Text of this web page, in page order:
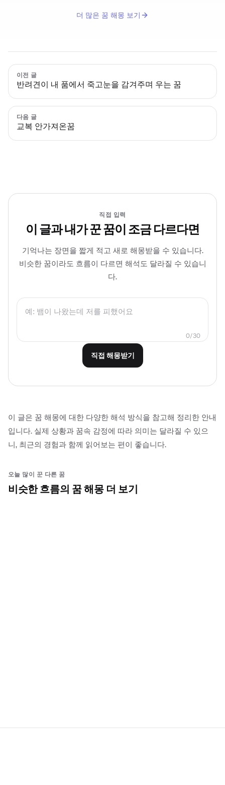
더 많은 꿈 해몽 보기
이전 글
반려견이 내 품에서 죽고눈을 감겨주며 우는 꿈
다음 글
교복 안가져온꿈
직접 입력
이 글과 내가 꾼 꿈이 조금 다르다면
기억나는 장면을 짧게 적고 새로 해몽받을 수 있습니다.
비슷한 꿈이라도 흐름이 다르면 해석도 달라질 수 있습니
다.
0/30
직접 해몽받기
이 글은 꿈 해몽에 대한 다양한 해석 방식을 참고해 정리한 안내
입니다. 실제 상황과 꿈속 감정에 따라 의미는 달라질 수 있으
니, 최근의 경험과 함께 읽어보는 편이 좋습니다.
오늘 많이 꾼 다른 꿈
비슷한 흐름의 꿈 해몽 더 보기